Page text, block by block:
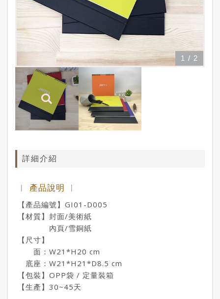
1 / 2
詳細介紹
︱ 產品說明 ︱
【產品編號】GI01-D005
【材質】封面/美術紙
內頁/雪銅紙
【尺寸】
面：W21*H20 cm
底座：W21*H21*D8.5 cm
【包裝】OPP袋 / 定量裝箱
【生產】30~45天